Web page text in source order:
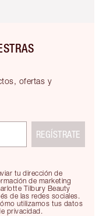
ofertas y
tu dirección de
de marketing
Tilbury Beauty
de las redes sociales.
utilizamos tus datos
privacidad.
REGÍSTRATE